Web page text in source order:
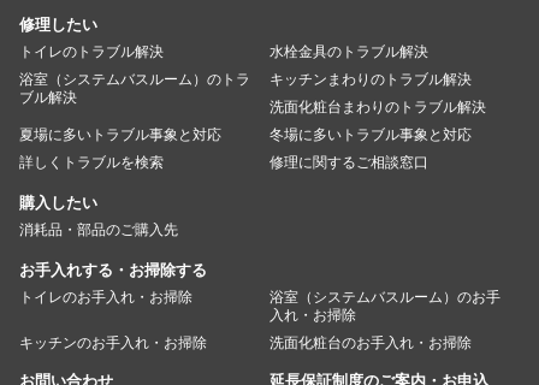
修理したい
トイレのトラブル解決
水栓金具のトラブル解決
浴室（システムバスルーム）のトラ
ブル解決
キッチンまわりのトラブル解決
洗面化粧台まわりのトラブル解決
夏場に多いトラブル事象と対応
冬場に多いトラブル事象と対応
詳しくトラブルを検索
修理に関するご相談窓口
購入したい
消耗品・部品のご購入先
お手入れする・お掃除する
トイレのお手入れ・お掃除
浴室（システムバスルーム）のお手
入れ・お掃除
キッチンのお手入れ・お掃除
洗面化粧台のお手入れ・お掃除
お問い合わせ 延長保証制度のご案内・お申込